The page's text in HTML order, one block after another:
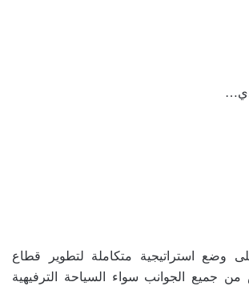
وضع استراتيجية متكاملة لتطوير قطاع
جميع الجوانب سواء السياحة الترفيهية